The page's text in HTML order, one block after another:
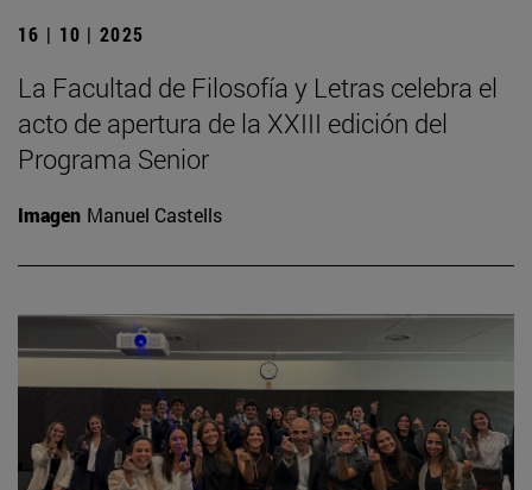
16 | 10 | 2025
La Facultad de Filosofía y Letras celebra el
acto de apertura de la XXIII edición del
Programa Senior
Imagen Manuel Castells